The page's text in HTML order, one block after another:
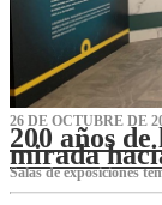
26 DE OCTUBRE DE
200 años
mirada
Salas de exposiciones